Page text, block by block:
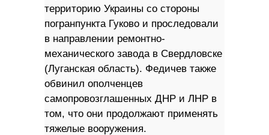
территорию Украины со стороны
погранпункта Гуково и проследовали
в направлении ремонтно-
механического завода в Свердловске
(Луганская область). Федичев также
обвинил ополченцев
самопровозглашенных ДНР и ЛНР в
том, что они продолжают применять
тяжелые вооружения.